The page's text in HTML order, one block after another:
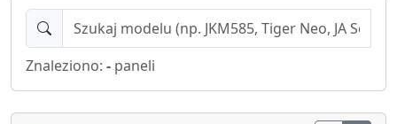
Znaleziono: - paneli